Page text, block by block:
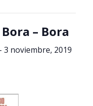
– Bora
- 3 noviembre, 2019